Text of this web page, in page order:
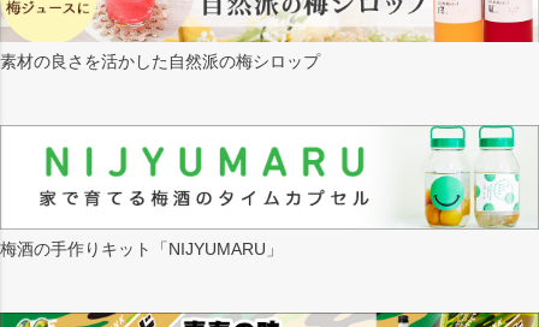
素材の良さを活かした自然派の梅シロップ
梅酒の手作りキット「NIJYUMARU」